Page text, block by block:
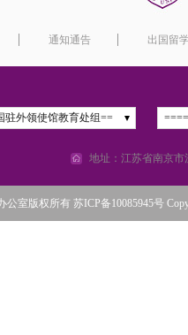
通知通告 出国留
驻外领使馆教育处组==
地址：江苏省南京市
室版权所有 苏ICP备10085945号